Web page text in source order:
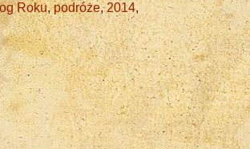
Roku,podróże,2014,